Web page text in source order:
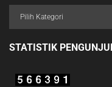
STATISTIK